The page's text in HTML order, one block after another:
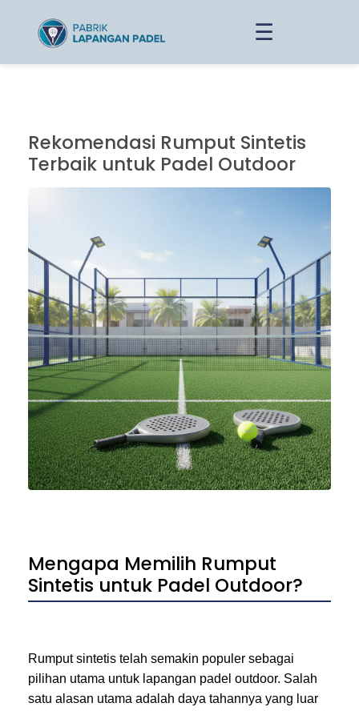
☰
Rekomendasi Rumput Sintetis
Terbaik untuk Padel Outdoor
Mengapa Memilih Rumput
Sintetis untuk Padel Outdoor?
Rumput sintetis telah semakin populer sebagai
pilihan utama untuk lapangan padel outdoor. Salah
satu alasan utama adalah daya tahannya yang luar